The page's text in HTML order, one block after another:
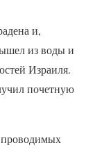
и,
из воды и
Израиля.
почетную